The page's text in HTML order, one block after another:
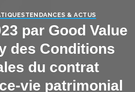
TENDANCES & ACTUS
par Good Value
des Conditions
du contrat
vie patrimonial